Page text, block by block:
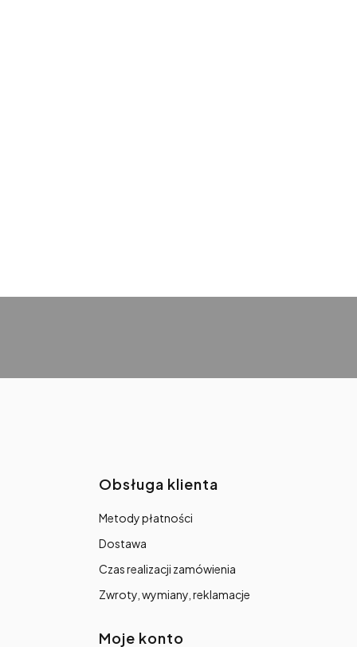
Obsługa klienta
Metody płatności
Dostawa
Czas realizacji zamówienia
Zwroty, wymiany, reklamacje
Moje konto